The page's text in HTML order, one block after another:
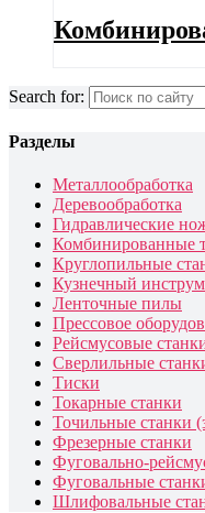
Search for:
Разделы
Металлообработка
Деревообработка
Гидравлические
Комбинированные
Круглопильные
Кузнечный
Ленточные пилы
Прессовое
Рейсмусовые
Сверлильные
Тиски
Токарные станки
Точильные станки
Фрезерные станки
Фуговально-
Фуговальные
Шлифовальные